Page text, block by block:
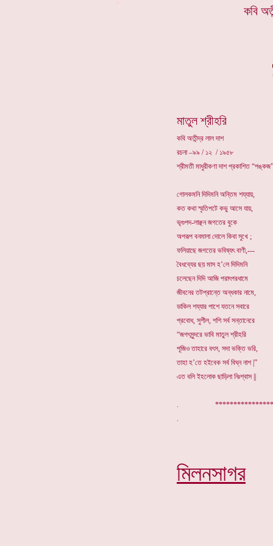
কবি
মাতুল শ্রীহরি
কবি অতীন্দ্র লাল দাশ
রচনা –৯৯ / ১২ / ১৯৫৮
শ্রীমতী মাধুরীকণা দাশ প্রকাশিত
গোলকমনি দিদিমনি অন্তিম শয্যায়,
কত কথা স্মৃতিপটে কভু আসে যায়,
ভৃগুপদ-লাঞ্ছন জগতের বুকে
অপরূপ বনমালা দোলে কিবা সুখে ;
ফলিয়াছে জগতের ভবিষ্যৎ বাণী,---
বৈধব্যের ছয় মাস হ’লে দিদিমনি
চলেছেন দিদি আজি পরাৎপরধামে
জীবনের তটপ্রান্তে অন্ধকার নামে,
ডাকিল শয্যার পাশে যতনে সবারে
প্রবোধ, সুশীল, শশি সর্ব সন্তানেরে
“জগৎসুন্দরে ভাবি মাতুল শ্রীহরি
পূজিও তাহারে বৎস, সদা ভক্তি ভরি,
তাহা হ’তে হইবেক সর্ব বিঘ্ন নাশ |”
এত বলি ইহলোক ছাড়িলা নিঃশ্বাস ||
.
মিলনসাগর